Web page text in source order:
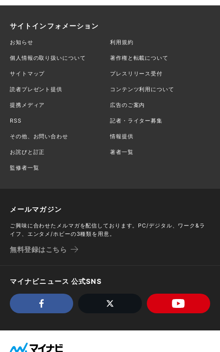
サイトインフォメーション
お知らせ 利用規約
個人情報の取り扱いについて 著作権と転載について
サイトマップ プレスリリース受付
読者プレゼント提供 コンテンツ利用について
提携メディア 広告のご案内
RSS 記者・ライター募集
その他、お問い合わせ 情報提供
お詫びと訂正 著者一覧
監修者一覧
メールマガジン
ご興味に合わせたメルマガを配信しております。PC/デジタル、ワーク&ラ
イフ、エンタメ/ホビーの3種類を用意。
無料登録はこちら
マイナビニュース 公式SNS